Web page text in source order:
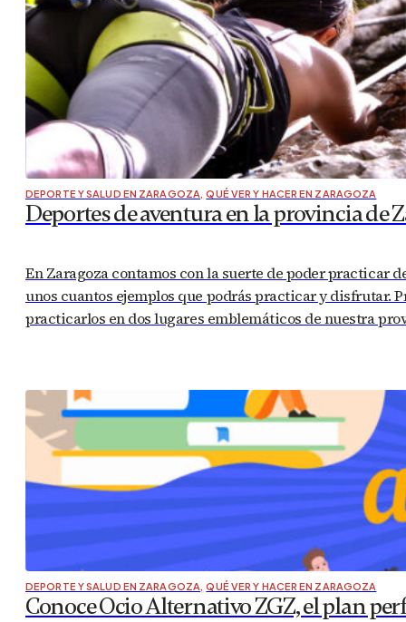
DEPORTE Y SALUD EN ZARAGOZA, QUÉ VER Y HACER EN ZARAGOZA
Deportes de aventura en la provincia de
En Zaragoza contamos con la suerte de poder practicar
unos cuantos ejemplos que podrás practicar y disfrutar.
practicarlos en dos lugares emblemáticos de nuestra
DEPORTE Y SALUD EN ZARAGOZA, QUÉ VER Y HACER EN ZARAGOZA
Conoce Ocio Alternativo ZGZ, el plan